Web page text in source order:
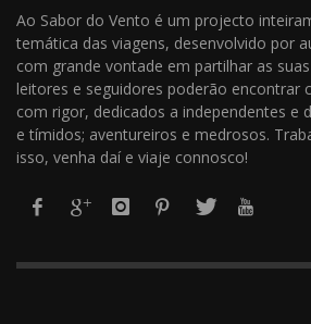
Ao Sabor do Vento é um projecto
temática das viagens, desenvolvido por
com grande vontade em partilhar as
leitores e seguidores poderão encontrar
com rigor, dedicados a independentes e
e tímidos; aventureiros e medrosos.
isso, venha daí e viaje connosco!